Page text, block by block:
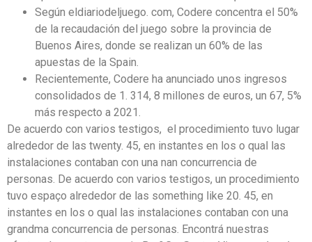
Según eldiariodeljuego. com, Codere concentra el 50%
de la recaudación del juego sobre la provincia de
Buenos Aires, donde se realizan un 60% de las
apuestas de la Spain.
Recientemente, Codere ha anunciado unos ingresos
consolidados de 1. 314, 8 millones de euros, un 67, 5%
más respecto a 2021.
De acuerdo con varios testigos, el procedimiento tuvo lugar
alrededor de las twenty. 45, en instantes en los o qual las
instalaciones contaban con una nan concurrencia de
personas. De acuerdo con varios testigos, un procedimiento
tuvo espaço alrededor de las something like 20. 45, en
instantes en los o qual las instalaciones contaban con una
grandma concurrencia de personas. Encontrá nuestras